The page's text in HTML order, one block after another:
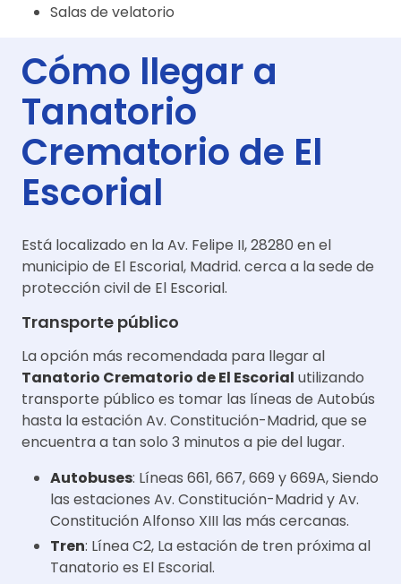
Salas de velatorio
Cómo llegar a
Tanatorio
Crematorio de El
Escorial
Está localizado en la Av. Felipe II, 28280 en el
municipio de El Escorial, Madrid. cerca a la sede de
protección civil de El Escorial.
Transporte público
La opción más recomendada para llegar al
Tanatorio Crematorio de El Escorial utilizando
transporte público es tomar las líneas de Autobús
hasta la estación Av. Constitución-Madrid, que se
encuentra a tan solo 3 minutos a pie del lugar.
Autobuses: Líneas 661, 667, 669 y 669A, Siendo
las estaciones Av. Constitución-Madrid y Av.
Constitución Alfonso XIII las más cercanas.
Tren: Línea C2, La estación de tren próxima al
Tanatorio es El Escorial.